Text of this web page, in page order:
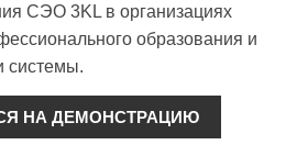
СЭО 3KL в организациях
образования и
системы.
НА ДЕМОНСТРАЦИЮ